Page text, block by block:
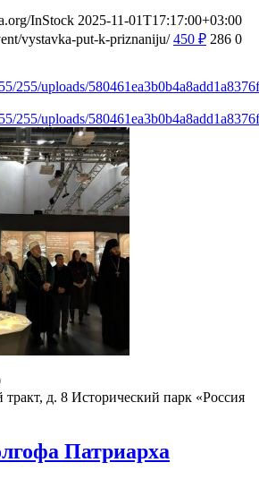
InStock 2025-11-01T17:17:00+03:00
vystavka-put-k-priznaniju/ 450 ₽ 286 0
255/uploads/
255/uploads/
тракт, д. 8 Исторический парк «Россия
Патриарха